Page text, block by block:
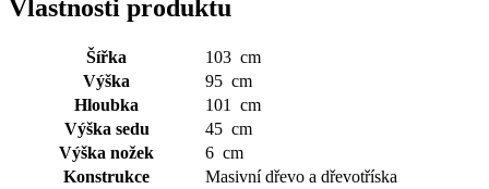
Vlastnosti produktu
Šířka
103 cm
Výška
95 cm
Hloubka
101 cm
Výška sedu
45 cm
Výška nožek
6 cm
Konstrukce
Masivní dřevo a dřevotříska